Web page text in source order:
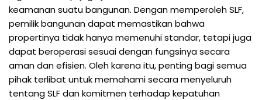
keamanan suatu bangunan. Dengan memperoleh SLF,
pemilik bangunan dapat memastikan bahwa
propertinya tidak hanya memenuhi standar, tetapi juga
dapat beroperasi sesuai dengan fungsinya secara
aman dan efisien. Oleh karena itu, penting bagi semua
pihak terlibat untuk memahami secara menyeluruh
tentang SLF dan komitmen terhadap kepatuhan